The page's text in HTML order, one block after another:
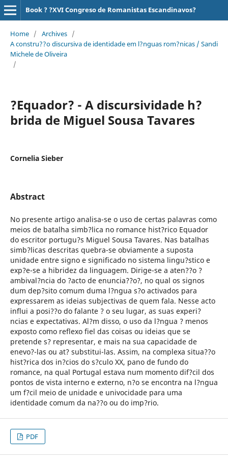
Book ? ?XVI Congreso de Romanistas Escandinavos?
Home / Archives /
A constru??o discursiva de identidade em l?nguas rom?nicas / Sandi
Michele de Oliveira
/
?Equador? - A discursividade h?
brida de Miguel Sousa Tavares
Cornelia Sieber
Abstract
No presente artigo analisa-se o uso de certas palavras como
meios de batalha simb?lica no romance hist?rico Equador
do escritor portugu?s Miguel Sousa Tavares. Nas batalhas
simb?licas descritas quebra-se obviamente a suposta
unidade entre signo e significado no sistema lingu?stico e
exp?e-se a hibridez da linguagem. Dirige-se a aten??o ?
ambival?ncia do ?acto de enuncia??o?, no qual os signos
dum dep?sito comum duma l?ngua s?o activados para
expressarem as ideias subjectivas de quem fala. Nesse acto
influi a posi??o do falante ? o seu lugar, as suas experi?
ncias e expectativas. Al?m disso, o uso da l?ngua ? menos
exposto como reflexo fiel das coisas ou ideias que se
pretende s? representar, e mais na sua capacidade de
enevo?-las ou at? substitui-las. Assim, na complexa situa??o
hist?rica dos in?cios do s?culo XX, pano de fundo do
romance, na qual Portugal estava num momento dif?cil dos
pontos de vista interno e externo, n?o se encontra na l?ngua
um f?cil meio de unidade e univocidade para uma
identidade comum da na??o ou do imp?rio.
PDF